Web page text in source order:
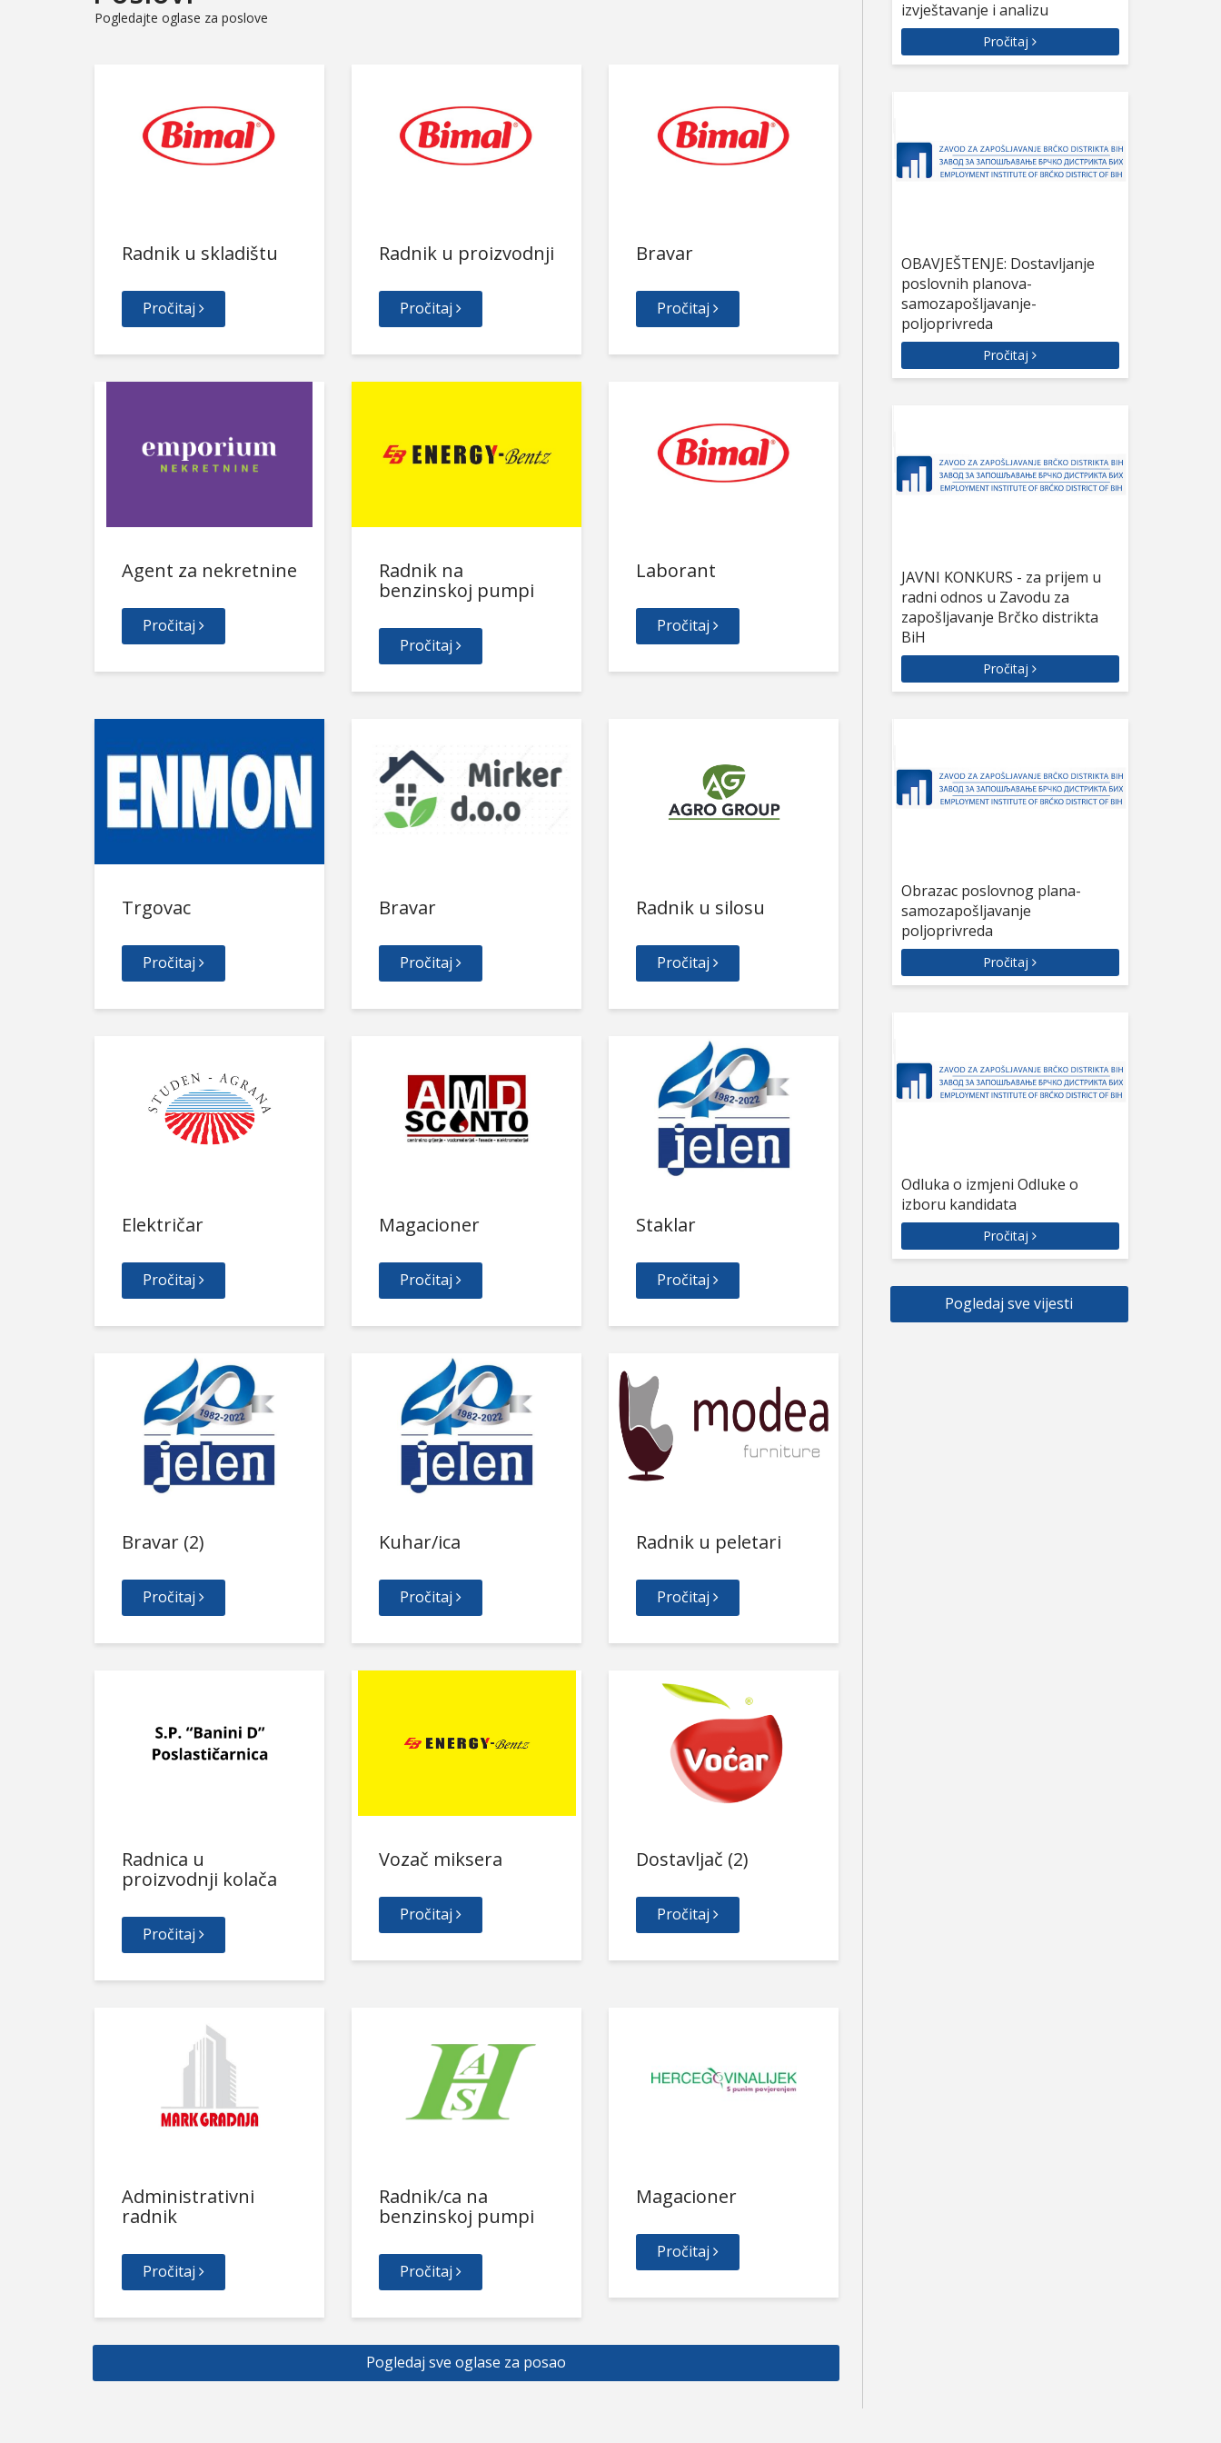
Pogledajte oglase za poslove
Radnik u skladištu
Pročitaj
Radnik u proizvodnji
Pročitaj
Bravar
Pročitaj
Agent za nekretnine
Pročitaj
Radnik na
benzinskoj pumpi
Pročitaj
Laborant
Pročitaj
Trgovac
Pročitaj
Bravar
Pročitaj
Radnik u silosu
Pročitaj
Električar
Pročitaj
Magacioner
Pročitaj
Staklar
Pročitaj
Bravar (2)
Pročitaj
Kuhar/ica
Pročitaj
Radnik u peletari
Pročitaj
Radnica u
proizvodnji kolača
Pročitaj
Vozač miksera
Pročitaj
Dostavljač (2)
Pročitaj
Administrativni
radnik
Pročitaj
Radnik/ca na
benzinskoj pumpi
Pročitaj
Magacioner
Pročitaj
Pogledaj sve oglase za posao
izvještavanje i analizu
Pročitaj
OBAVJEŠTENJE: Dostavljanje
poslovnih planova-
samozapošljavanje-
poljoprivreda
Pročitaj
JAVNI KONKURS - za prijem u
radni odnos u Zavodu za
zapošljavanje Brčko distrikta
BiH
Pročitaj
Obrazac poslovnog plana-
samozapošljavanje
poljoprivreda
Pročitaj
Odluka o izmjeni Odluke o
izboru kandidata
Pročitaj
Pogledaj sve vijesti